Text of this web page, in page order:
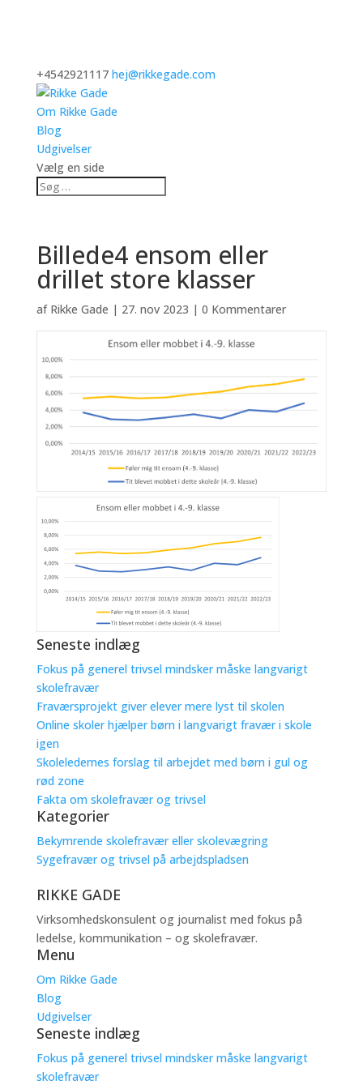
+4542921117 hej@rikkegade.com
Om Rikke Gade
Blog
Udgivelser
Vælg en side
Billede4 ensom eller
drillet store klasser
af Rikke Gade | 27. nov 2023 | 0 Kommentarer
Seneste indlæg
Fokus på generel trivsel mindsker måske langvarigt
skolefravær
Fraværsprojekt giver elever mere lyst til skolen
Online skoler hjælper børn i langvarigt fravær i skole
igen
Skoleledernes forslag til arbejdet med børn i gul og
rød zone
Fakta om skolefravær og trivsel
Kategorier
Bekymrende skolefravær eller skolevægring
Sygefravær og trivsel på arbejdspladsen
RIKKE GADE
Virksomhedskonsulent og journalist med fokus på
ledelse, kommunikation – og skolefravær.
Menu
Om Rikke Gade
Blog
Udgivelser
Seneste indlæg
Fokus på generel trivsel mindsker måske langvarigt
skolefravær